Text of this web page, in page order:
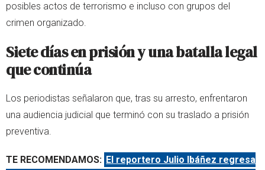
posibles actos de terrorismo e incluso con grupos del
crimen organizado.
Siete días en prisión y una batalla legal
que continúa
Los periodistas señalaron que, tras su arresto, enfrentaron
una audiencia judicial que terminó con su traslado a prisión
preventiva.
TE RECOMENDAMOS: El reportero Julio Ibáñez regresa